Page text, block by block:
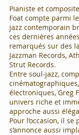
Pianiste et
Foat compte parmi
jazz contemporain
ces dernières
remarqués sur des
Jazzman Records,
Strut Records.
Entre soul-jazz,
électroniques, Greg
univers riche et
approche aussi
Pour l’occasion, il
s’annonce aussi